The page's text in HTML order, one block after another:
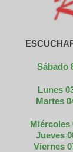
Sábado
Lunes
Martes
Miércoles
Jueves
Viernes